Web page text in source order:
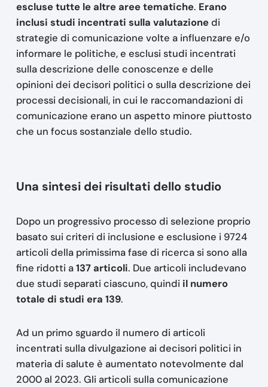
escluse tutte le altre aree tematiche. Erano
inclusi studi incentrati sulla valutazionedi
strategie di comunicazione volte a influenzare e/o
informare le politiche, e esclusi studi incentrati
sulla descrizione delle conoscenze e delle
opinioni dei decisori politici o sulla descrizione dei
processi decisionali, in cui le raccomandazioni di
comunicazione erano un aspetto minore piuttosto
che un focus sostanziale dello studio.
Una sintesi dei risultati dello studio
Dopo un progressivo processo di selezione proprio
basato sui criteri di inclusione e esclusione i 9724
articoli della primissima fase di ricerca si sono alla
fine ridotti a137 articoli. Due articoli includevano
due studi separati ciascuno, quindi il numero
totale di studi era 139.
Ad un primo sguardo il numero di articoli
incentrati sulla divulgazione ai decisori politici in
materia di salute è aumentato notevolmente dal
2000 al 2023. Gli articoli sulla comunicazione